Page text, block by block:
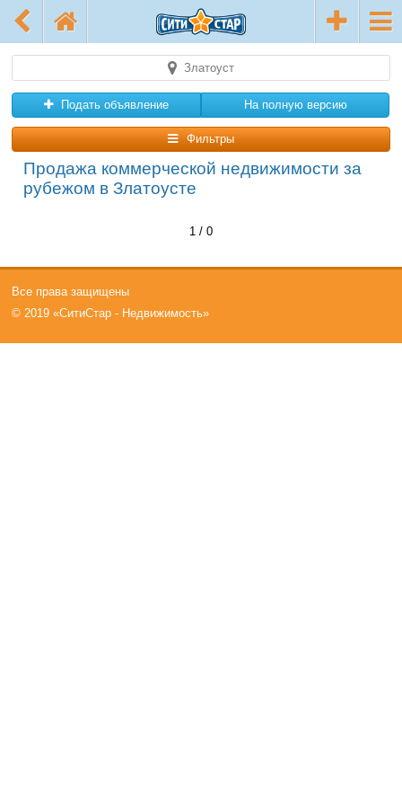
Златоуст
Подать объявление На полную версию
Фильтры
Продажа коммерческой недвижимости за
рубежом в Златоусте
1 / 0
Все права защищены
© 2019 «СитиСтар - Недвижимость»